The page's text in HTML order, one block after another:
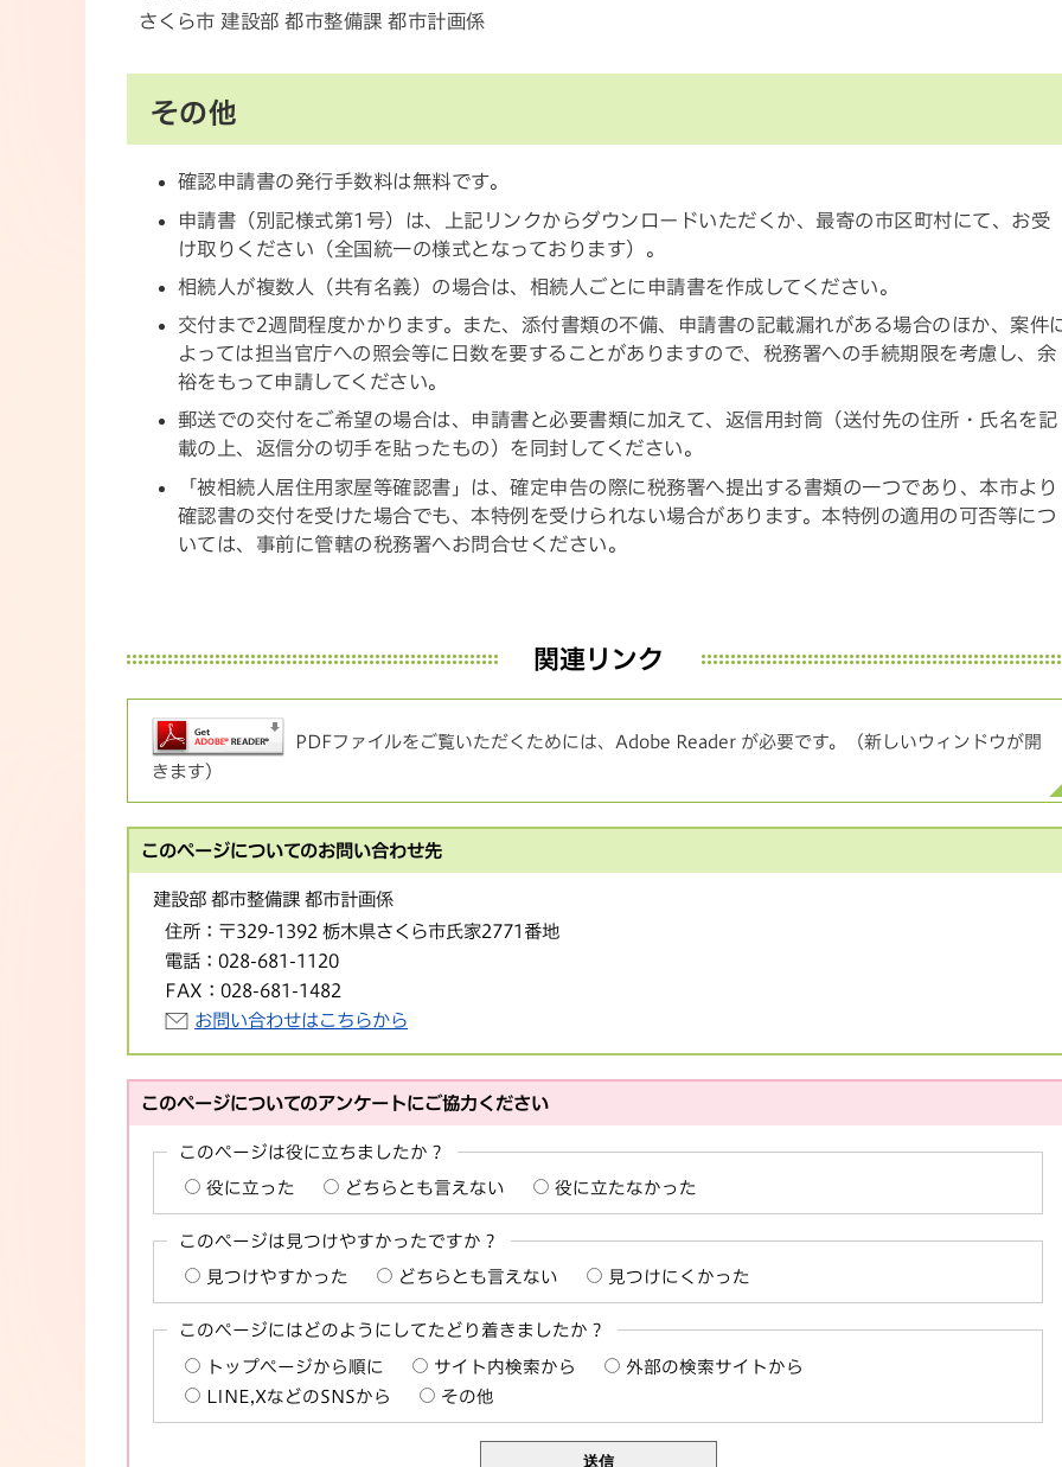
さくら市 建設部 都市整備課 都市計画係
その他
確認申請書の発行手数料は無料です。
申請書（別記様式第1号）は、上記リンクからダウンロードいただくか、最寄の市区町村にて、お受
け取りください（全国統一の様式となっております）。
相続人が複数人（共有名義）の場合は、相続人ごとに申請書を作成してください。
交付まで2週間程度かかります。また、添付書類の不備、申請書の記載漏れがある場合のほか、案件
よっては担当官庁への照会等に日数を要することがありますので、税務署への手続期限を考慮し、余
裕をもって申請してください。
郵送での交付をご希望の場合は、申請書と必要書類に加えて、返信用封筒（送付先の住所・氏名を記
載の上、返信分の切手を貼ったもの）を同封してください。
「被相続人居住用家屋等確認書」は、確定申告の際に税務署へ提出する書類の一つであり、本市より
確認書の交付を受けた場合でも、本特例を受けられない場合があります。本特例の適用の可否等につ
いては、事前に管轄の税務署へお問合せください。
関連リンク
PDFファイルをご覧いただくためには、Adobe Reader が必要です。（新しいウィンドウが開
きます）
このページについてのお問い合わせ先
建設部 都市整備課 都市計画係
住所： 〒329-1392 栃木県さくら市氏家2771番地
電話： 028-681-1120
FAX： 028-681-1482
お問い合わせはこちらから
このページについてのアンケートにご協力ください
このページは役に立ちましたか？
役に立った どちらとも言えない 役に立たなかった
このページは見つけやすかったですか？
見つけやすかった どちらとも言えない 見つけにくかった
このページにはどのようにしてたどり着きましたか？
トップページから順に サイト内検索から
外部の検索サイトから
LINE,XなどのSNSから
その他